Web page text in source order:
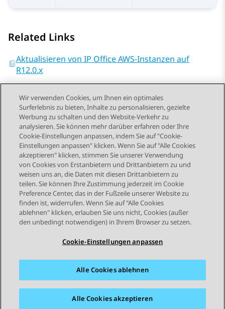
Related Links
Aktualisieren von IP Office AWS-Instanzen auf
R12.0.x
Send Feedback
Themennavigation
Vorheriges Thema Nächstes Thema
STAY CONNECTED
Sitemap Nutzungsbedingungen
Datenschutz
Marken
Barrierefreiheit
Wir verwenden Cookies, um Ihnen ein optimales
Surferlebnis zu bieten, Inhalte zu personalisieren, gezielte
Werbung zu schalten und den Website-Verkehr zu
analysieren. Sie können mehr darüber erfahren oder Ihre
Cookie-Einstellungen anpassen, indem Sie auf "Cookie-
Einstellungen anpassen" klicken. Wenn Sie auf "Alle Cookies
akzeptieren" klicken, stimmen Sie unserer Verwendung
von Cookies von Erstanbietern und Drittanbietern zu und
weisen uns an, die Daten mit diesen Drittanbietern zu
teilen. Sie können Ihre Zustimmung jederzeit im Cookie
Preference Center, das in der Fußzeile unserer Website zu
finden ist, widerrufen. Wenn Sie auf "Alle Cookies
ablehnen" klicken, erlauben Sie uns nicht, Cookies (außer
den unbedingt notwendigen) in Ihrem Browser zu setzen.
Cookie-Einstellungen anpassen
Alle Cookies ablehnen
Alle Cookies akzeptieren